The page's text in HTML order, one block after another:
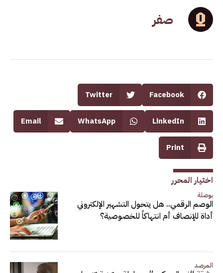
صفر
Facebook
Twitter
LinkedIn
WhatsApp
Email
Print
اختيار المحرر
بوصلة
الوصم الرقمي.. هل يتحول التشهير الإلكتروني
أداة للإنصاف أم انتهاكاً للخصوصية؟
المرصد